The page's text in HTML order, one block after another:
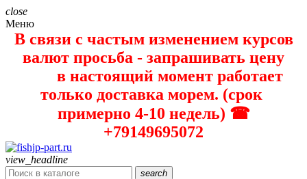
close
Меню
В связи с частым изменением курсов
валют просьба - запрашивать цену
в настоящий момент работает
только доставка морем. (срок
примерно 4-10 недель) ☎
+79149695072
view_headline
search